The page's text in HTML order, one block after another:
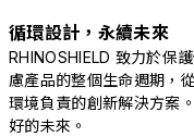
循環設計，永續未來
RHINOSHIELD 致力於保
慮產品的整個生命週期，
環境負責的創新解決方案
好的未來。